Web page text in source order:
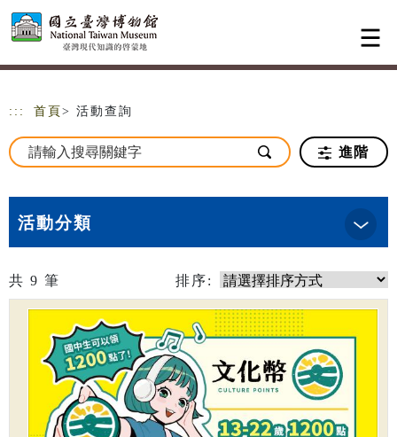
跳到主要內容
網站導覽
::: 首頁 > 活動查詢
進階
活動分類
共 9 筆 排序: